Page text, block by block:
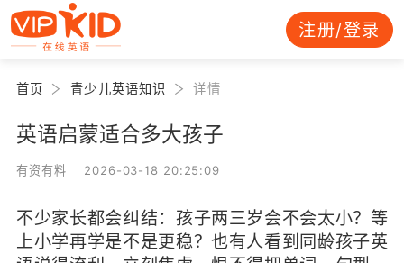
注册/登录
首页 青少儿英语知识 详情
英语启蒙适合多大孩子
有资有料 2026-03-18 20:25:09
不少家长都会纠结：孩子两三岁会不会太小？等
上小学再学是不是更稳？也有人看到同龄孩子英